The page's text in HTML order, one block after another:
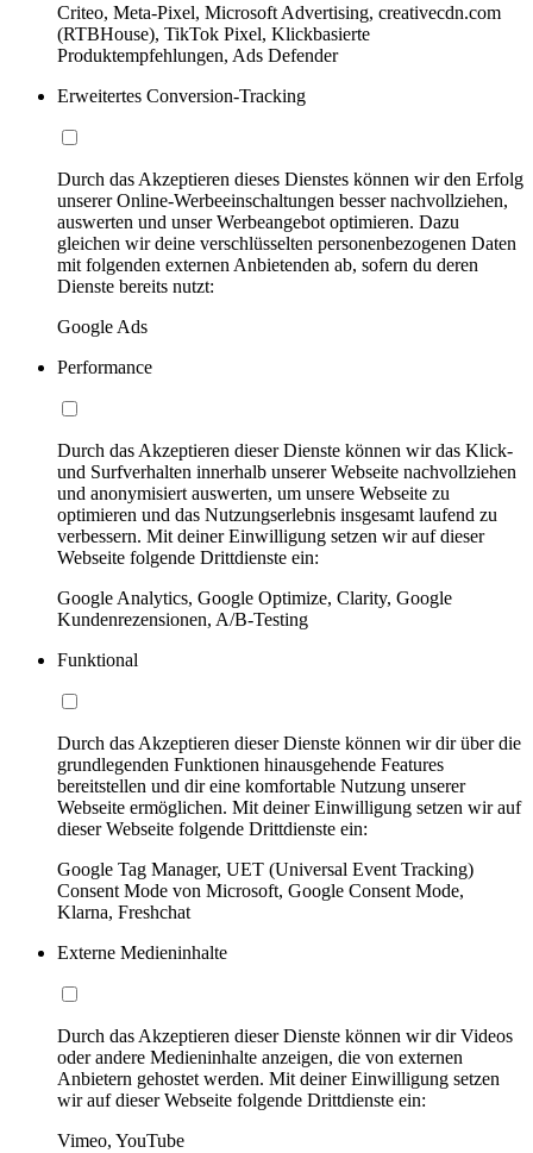
Criteo, Meta-Pixel, Microsoft Advertising, creativecdn.com
(RTBHouse), TikTok Pixel, Klickbasierte
Produktempfehlungen, Ads Defender
Erweitertes Conversion-Tracking
Durch das Akzeptieren dieses Dienstes können wir den Erfolg
unserer Online-Werbeeinschaltungen besser nachvollziehen,
auswerten und unser Werbeangebot optimieren. Dazu
gleichen wir deine verschlüsselten personenbezogenen Daten
mit folgenden externen Anbietenden ab, sofern du deren
Dienste bereits nutzt:
Google Ads
Performance
Durch das Akzeptieren dieser Dienste können wir das Klick-
und Surfverhalten innerhalb unserer Webseite nachvollziehen
und anonymisiert auswerten, um unsere Webseite zu
optimieren und das Nutzungserlebnis insgesamt laufend zu
verbessern. Mit deiner Einwilligung setzen wir auf dieser
Webseite folgende Drittdienste ein:
Google Analytics, Google Optimize, Clarity, Google
Kundenrezensionen, A/B-Testing
Funktional
Durch das Akzeptieren dieser Dienste können wir dir über die
grundlegenden Funktionen hinausgehende Features
bereitstellen und dir eine komfortable Nutzung unserer
Webseite ermöglichen. Mit deiner Einwilligung setzen wir auf
dieser Webseite folgende Drittdienste ein:
Google Tag Manager, UET (Universal Event Tracking)
Consent Mode von Microsoft, Google Consent Mode,
Klarna, Freshchat
Externe Medieninhalte
Durch das Akzeptieren dieser Dienste können wir dir Videos
oder andere Medieninhalte anzeigen, die von externen
Anbietern gehostet werden. Mit deiner Einwilligung setzen
wir auf dieser Webseite folgende Drittdienste ein:
Vimeo, YouTube